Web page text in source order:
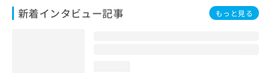
新着インタビュー記事 もっと見る